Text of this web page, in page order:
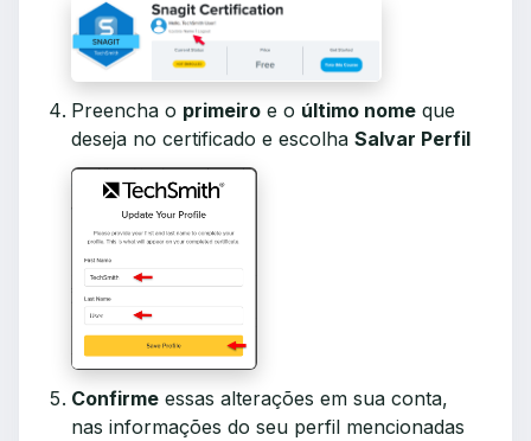
Preencha o primeiro e o último nome que
deseja no certificado e escolha Salvar Perfil
Confirme essas alterações em sua conta,
nas informações do seu perfil mencionadas